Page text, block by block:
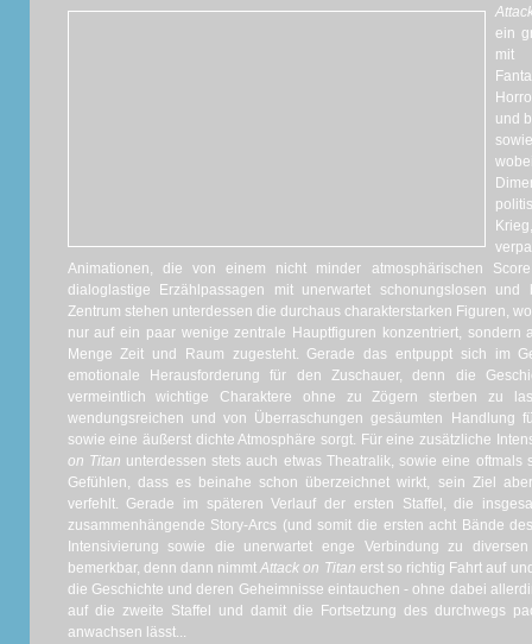
ein
und
Animationen, die von einem nicht minder atmosphärischen
dialoglastige Erzählpassagen mit unerwartet schonungslosen und
Zentrum stehen unterdessen die durchaus charakterstarken Figuren,
nur auf ein paar wenige zentrale Hauptfiguren konzentriert, sondern
Menge Zeit und Raum zugesteht. Gerade das entpuppt sich im
emotionale Herausforderung für den Zuschauer, denn die
vermeintlich wichtige Charaktere ohne zu Zögern sterben zu
wendungsreichen und von Überraschungen gesäumten Handlung
sowie eine äußerst dichte Atmosphäre sorgt. Für eine zusätzliche
on Titan unterdessen stets auch etwas Theatralik, sowie eine
Gefühlen, dass es beinahe schon überzeichnet wirkt, sein Ziel
verfehlt. Gerade im späteren Verlauf der ersten Staffel, die
zusammenhängende Story-Arcs (und somit die ersten acht Bände
Intensivierung sowie die unerwartet enge Verbindung zu
bemerkbar, denn dann nimmtAttack on Titan erst so richtig Fahrt auf
die Geschichte und deren Geheimnisse eintauchen - ohne dabei
auf die zweite Staffel und damit die Fortsetzung des durchwegs
anwachsen lässt...